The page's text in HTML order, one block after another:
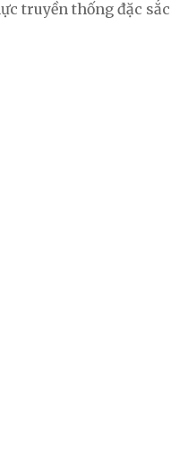
truyền thống đặc sắc